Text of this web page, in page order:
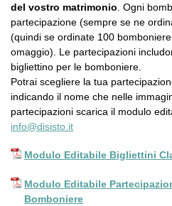
del vostro matrimonio . Ogni
partecipazione (sempre se ne
(quindi se ordinate 100
omaggio). Le partecipazioni
bigliettino per le bomboniere.
Potrai scegliere la tua
indicando il nome che nelle
partecipazioni scarica il modulo
info@disisto.it
Modulo Editabile Bigliettini
Modulo Editabile
Bomboniere